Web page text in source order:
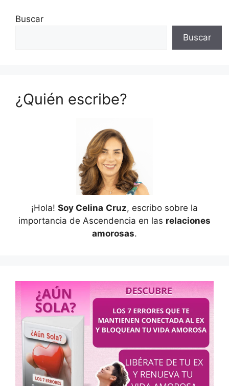
Buscar
Buscar
¿Quién escribe?
¡Hola! Soy Celina Cruz, escribo sobre la
importancia de Ascendencia en las relaciones
amorosas.